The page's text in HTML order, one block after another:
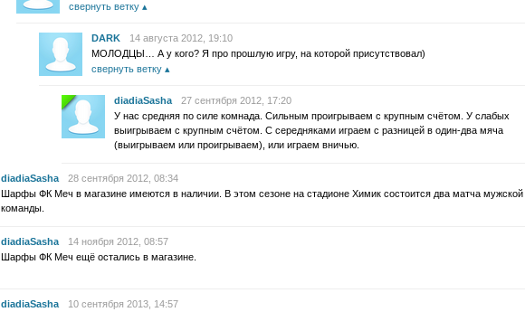
свернуть ветку
DARK 14 августа 2012, 19:10
МОЛОДЦЫ… А у кого? Я про прошлую игру, на которой присутствовал)
свернуть ветку
diadiaSasha
27 сентября 2012, 17:20
У нас средняя по силе комнада. Сильным проигрываем с крупным счётом. У слабых
выигрываем с крупным счётом. С середняками играем с разницей в один-два мяча
(выигрываем или проигрываем), или играем вничью.
diadiaSasha
28 сентября 2012, 08:34
Шарфы ФК Меч в магазине имеются в наличии. В этом сезоне на стадионе Химик состоится два матча мужской
команды.
diadiaSasha
14 ноября 2012, 08:57
Шарфы ФК Меч ещё остались в магазине.
diadiaSasha
10 сентября 2013, 14:57